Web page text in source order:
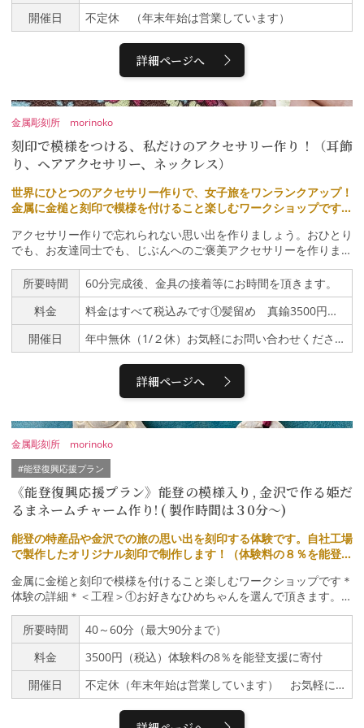
けをします。②アルファベットやオリジナルの刻印を使って模様を
付けます。③最後はヤスリ掛けをして完成 加賀象嵌はどうして外
れないのかな？そんなお話もしつつ、 女性講師が一緒に制作。＊
対象年齢10歳～80歳 ※小学生の方には保護者様の付き添いが必要
です。小さいお子様は金槌を打つ力に個人差があるため、一緒に刻
印を持つなどのお手伝いが必要な場合もあります。最初にお子様が
制作されてから、ご両親が制作することも出来ます。 ＊服装 多
少汚れても良い服装、動きやすい服装でお越しください。 旅行中
の方のために簡単なアームカバー、エプロン（女性用）を準備して
います。＊写真撮影完成後はお客様のカメラで記念撮影を致しま
す。体験中もご希望があれば写真、動画撮影を致します。
開催日 不定休 （年末年始は営業しています）
詳細ページへ
刻印で模様をつける、私だけのアクセサリー作り！（耳飾
り、ヘアアクセサリー、ネックレス）
金属彫刻所 morinoko
世界にひとつのアクセサリー作りで、女子旅をワンランクアップ！
金属に金槌と刻印で模様を付けること楽しむワークショップです。
アクセサリー作りで忘れられない思い出を作りましょう。おひとり
でも、お友達同士でも、じぶんへのご褒美アクセサリーを作りませ
んか？金具を替えればチャームにもなるので、カップルでのご参加
も大歓迎です！イニシャルや日付をいれることもできます。初心者
の方でも安心して参加できます。＊体験の詳細＊ 無地の真鍮プレ
ートに、オリジナル刻印で模様を打ち込む体験です。創業92年の
金属彫刻所です。昔の職人さんが作った製品や道具も見学出来ま
す。 ＜工程＞ ①スタッフと一緒に刻印を打つ練習をします。 ②デ
ヤスリ掛けをし、最後に講師が金具を付けて完成です。雫形ねじり
耳飾りやシルバーネックレスは形状を変えるためにねじったり、叩
します。制作後に自宅でのお手入れ方法の説明をします（HPにも
60分程度（90分を超えた場合は超過料金を頂きます。☆見守りが
必要なお子様がいるご家族での体験や6名以上の体験等は例外で
す。）＊対象年齢 小学校中学年～80歳 ※お子様には保護者様の
付き添いが必要です。＊小学校低学年迄のお子様は刻印や金槌を一
緒に持ち親子で制作して頂く場合もあります。（金槌を持つ力など
承下さい）＊服装＊多少汚れても良い服装、動きやすい服装でお越
しください。旅行中の方のために簡単なアームカバー、エプロン
（女性用）を準備しています。＊写真撮影完成後はお客様のカメラ
で記念撮影を致します。体験中もご希望があれば写真、動画撮影を
致します。
所要時間
60分完成後、金具の接着等にお時間を頂きます。
料金
料金はすべて税込みです①髪留め 真鍮3500円 アルミ3600円（どちらも25ｍｍ）②しずく形 ピアスorイアリング3800円（しずく形縦25ｍｍ）③雫ねじり耳飾り4100円（縦約25ｍｍ）④ひし形＆しずく形ネックレス3800円（ひし形縦30ｍｍ しずく形縦20ｍｍ）ダブルしずく形ネックレス3800円（しずく形縦25ｍｍ）⑤シルバーネックレス6600円（約17ｍｍ）
開催日
年中無休（1/２休）お気軽にお問い合わせください。
詳細ページへ
《能登復興応援プラン》能登の模様入り, 金沢で作る姫だ
るまネームチャーム作り! ( 製作時間は３0分～)
金属彫刻所 morinoko
#能登復興応援プラン
能登の特産品や金沢での旅の思い出を刻印する体験です。自社工場
で製作したオリジナル刻印で制作します！（体験料の８％を能登応
金属に金槌と刻印で模様を付けること楽しむワークショップです＊
体験の詳細＊＜工程＞①お好きなひめちゃんを選んで頂きます。ひ
めちゃんはすべて手作りです。②刻印を打つ練習をしたあと、アル
ファベットやオリジナルの刻印を使って模様をつけます。③金具を
つけて完成女性講師が一緒に制作します。＊90分を超えた場合は
超過料金を頂きます（見守りが必要なお子様がいるご家族での体験
や6名以上の体験等は例外です）＊対象年齢１０歳～80歳（10歳以
下～小学生の小さいお子様には保護者の付き添い、一緒に金槌を持
＊多少汚れても良い服装、動きやすい服装でお越しください。旅行
所要時間
40～60分（最大90分まで）
料金
3500円（税込）体験料の8％を能登支援に寄付
開催日
不定休（年末年始は営業しています） お気軽にお問い合わせください。